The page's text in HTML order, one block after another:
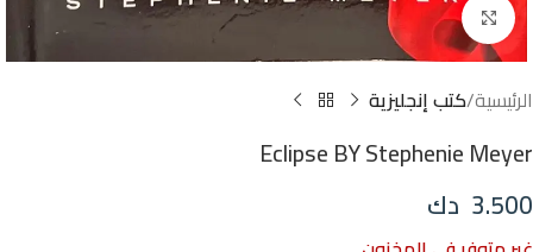
Click to enlarge
الرئيسية كتب إنجليزية
Eclipse BY Stephenie Meyer
3.500 دك